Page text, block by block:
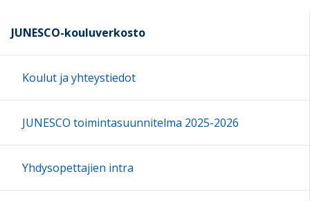
JUNESCO-kouluverkosto
Koulut ja yhteystiedot
JUNESCO toimintasuunnitelma 2025-2026
Yhdysopettajien intra